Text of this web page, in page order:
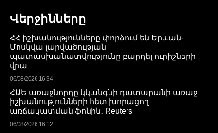
Վերջինները
ՀՀ իշխանությունները փորձում են Երևան-
Մոսկվա լարվածության
պատասխանատվությունը բարդել ուրիշների
վրա
06/08/2026 16:34
ՀԱԵ առաջնորդը կկանգնի դատարանի առաջ
իշխանությունների հետ խորացող
առճակատման ֆոնին․ Reuters
06/08/2026 16:12